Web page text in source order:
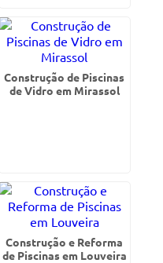
Construção de Piscinas
de Vidro em Mirassol
Construção e Reforma
de Piscinas em Louveira